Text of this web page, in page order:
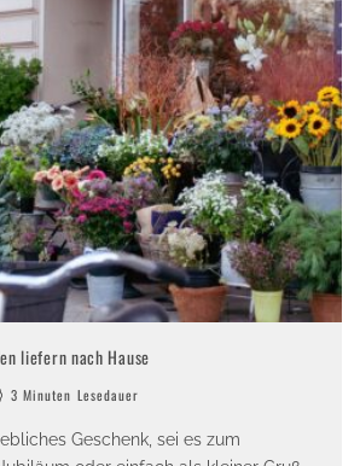
liefern nach Hause
3 Minuten Lesedauer
Geschenk, sei es zum